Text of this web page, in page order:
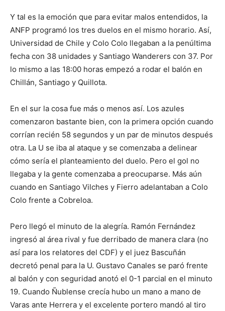
Y tal es la emoción que para evitar malos entendidos, la
ANFP programó los tres duelos en el mismo horario. Así,
Universidad de Chile y Colo Colo llegaban a la penúltima
fecha con 38 unidades y Santiago Wanderers con 37. Por
lo mismo a las 18:00 horas empezó a rodar el balón en
Chillán, Santiago y Quillota.
En el sur la cosa fue más o menos así. Los azules
comenzaron bastante bien, con la primera opción cuando
corrían recién 58 segundos y un par de minutos después
otra. La U se iba al ataque y se comenzaba a delinear
cómo sería el planteamiento del duelo. Pero el gol no
llegaba y la gente comenzaba a preocuparse. Más aún
cuando en Santiago Vilches y Fierro adelantaban a Colo
Colo frente a Cobreloa.
Pero llegó el minuto de la alegría. Ramón Fernández
ingresó al área rival y fue derribado de manera clara (no
así para los relatores del CDF) y el juez Bascuñán
decretó penal para la U. Gustavo Canales se paró frente
al balón y con seguridad anotó el 0-1 parcial en el minuto
19. Cuando Ñublense crecía hubo un mano a mano de
Varas ante Herrera y el excelente portero mandó al tiro